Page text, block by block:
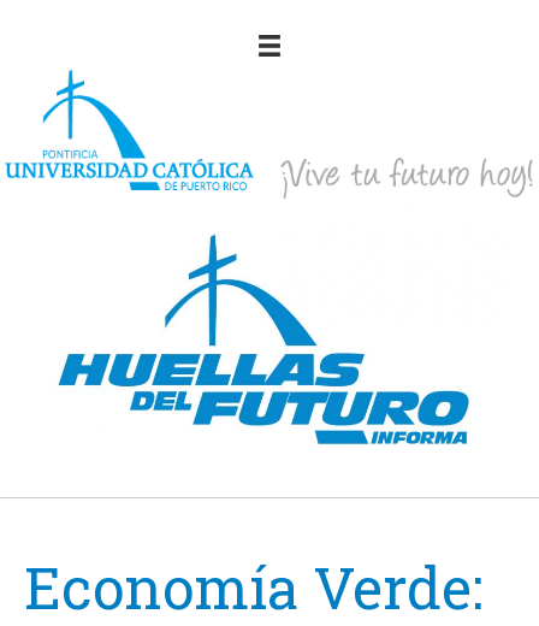
Economía Verde: